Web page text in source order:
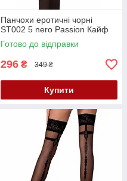
Панчохи еротичні чорні
ST002 5 nero Passion Кайф
Готово до відправки
296 ₴ 349 ₴
Купити